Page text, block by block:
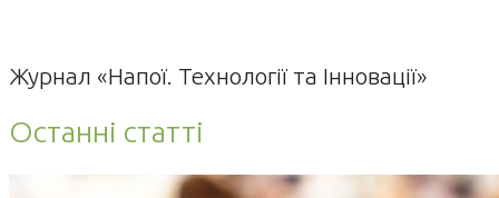
Журнал «Напої. Технології та Інновації»
Останні статті